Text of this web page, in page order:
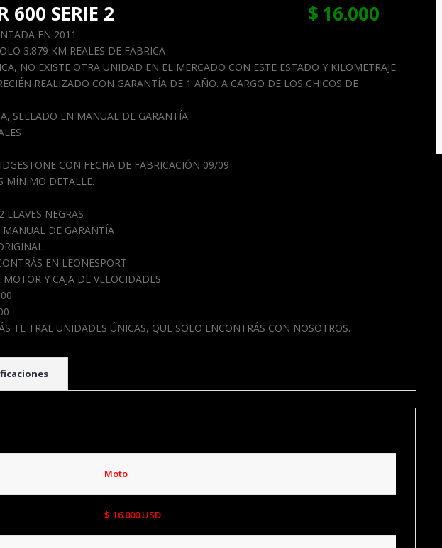
600 SERIE 2 $ 16.000
EN 2011
3.879 KM REALES DE FÁBRICA
NO EXISTE OTRA UNIDAD EN EL MERCADO CON ESTE ESTADO Y KILOMETRAJE.
REALIZADO CON GARANTÍA DE 1 AÑO. A CARGO DE LOS CHICOS DE
SELLADO EN MANUAL DE GARANTÍA
CON FECHA DE FABRICACIÓN 09/09
MÍNIMO DETALLE.
LLAVES NEGRAS
DE GARANTÍA
EN LEONESPORT
Y CAJA DE VELOCIDADES
TE TRAE UNIDADES ÚNICAS, QUE SOLO ENCONTRÁS CON NOSOTROS.
Moto
$ 16.000USD